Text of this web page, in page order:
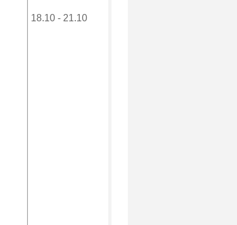
18.10 - 21.10